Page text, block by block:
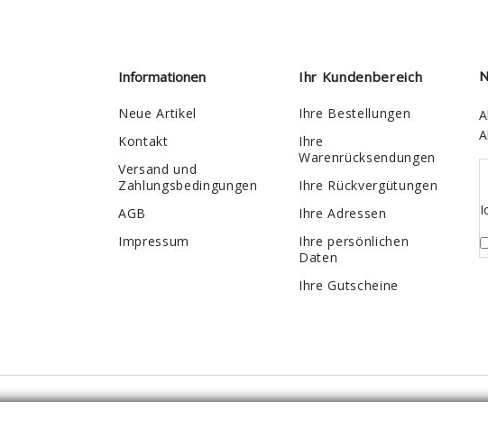
Informationen
Neue Artikel
Kontakt
Versand und
Zahlungsbedingungen
AGB
Impressum
Ihr Kundenbereich
Ihre Bestellungen
Ihre
Warenrücksendungen
Ihre Rückvergütungen
Ihre Adressen
Ihre persönlichen
Daten
Ihre Gutscheine